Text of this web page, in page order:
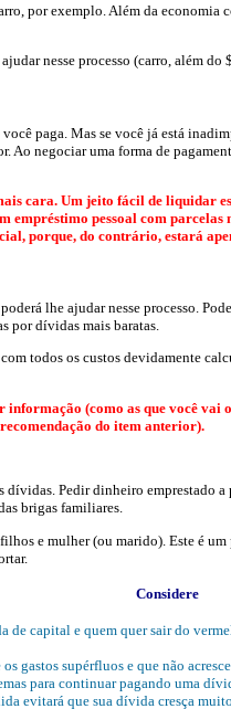
por exemplo. Além da economia
nesse processo (carro, além do
paga. Mas se você já está
Ao negociar uma forma de
cara. Um jeito fácil de liquidar
empréstimo pessoal com
porque, do contrário, estará
lhe ajudar nesse processo.
por dívidas mais baratas.
todos os custos devidamente
informação (como as que você
do item anterior).
dívidas. Pedir dinheiro emprestado
brigas familiares.
e mulher (ou marido). Este é
Considere
de capital e quem quer sair do
gastos supérfluos e que não
para continuar pagando uma
evitará que sua dívida cresça